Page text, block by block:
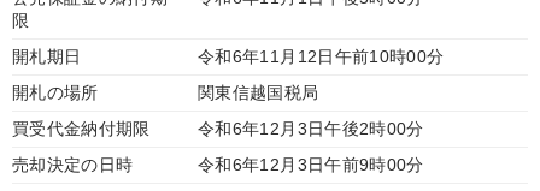
限
開札期日
令和6年11月12日午前10時00分
開札の場所
関東信越国税局
買受代金納付期限
令和6年12月3日午後2時00分
売却決定の日時
令和6年12月3日午前9時00分